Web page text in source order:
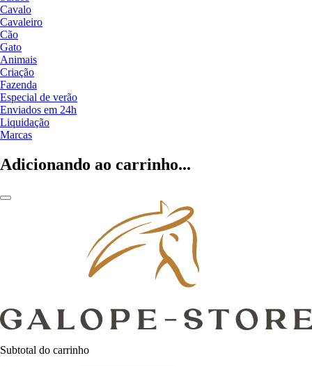
Cavalo
Cavaleiro
Cão
Gato
Animais
Criação
Fazenda
Especial de verão
Enviados em 24h
Liquidação
Marcas
Adicionando ao carrinho...
Subtotal do carrinho